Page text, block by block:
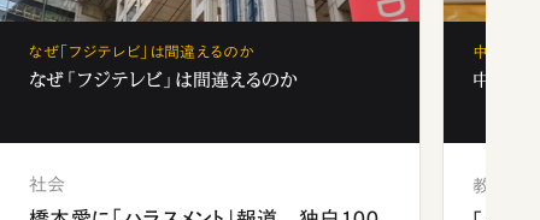
なぜ「フジテレビ」は間違えるのか
なぜ「フジテレビ」は間違えるのか
社会
中学受験
中学受
教育